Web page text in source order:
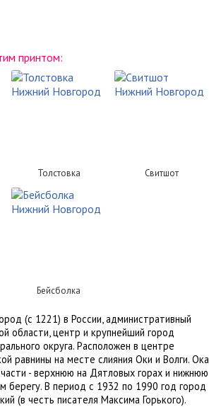
принтом:
Толстовка Свитшот
Бейсболка
(с 1221) в России, административный
области, центр и крупнейший город
округа. Расположен в центре
равнины на месте слияния Оки и Волги. Ока
- верхнюю на Дятловых горах и нижнюю
берегу. В период с 1932 по 1990 год город
(в честь писателя Максима Горького).